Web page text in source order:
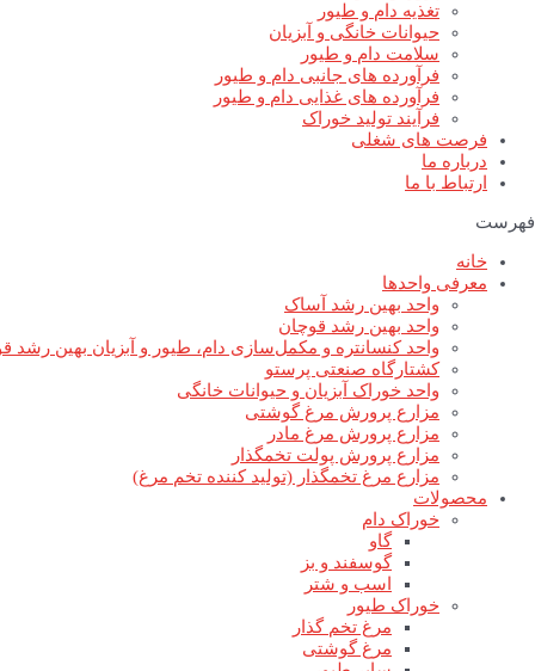
تغذیه دام و طیور
حیوانات خانگی و آبزیان
سلامت دام و طیور
فرآورده های جانبی دام و طیور
فرآورده های غذایی دام و طیور
فرآیند تولید خوراک
فرصت های شغلی
درباره ما
ارتباط با ما
فهرست
خانه
معرفی واحدها
واحد بهین رشد آساک
واحد بهین رشد قوچان
واحد کنسانتره و مکمل‌سازی دام، طیور و آبزیان بهین رشد
کشتارگاه صنعتی پرستو
واحد خوراک آبزیان و حیوانات خانگی
مزارع پرورش مرغ گوشتی
مزارع پرورش مرغ مادر
مزارع پرورش پولت تخمگذار
مزارع مرغ تخمگذار (تولید کننده تخم مرغ)
محصولات
خوراک دام
گاو
گوسفند و بز
اسب و شتر
خوراک طیور
مرغ تخم گذار
مرغ گوشتی